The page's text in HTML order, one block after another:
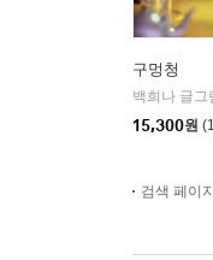
구멍청
백희나 글그
15,300원
검색 페이